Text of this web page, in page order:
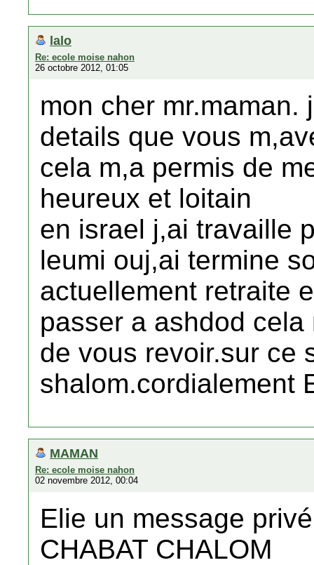
lalo
Re: ecole moise nahon
26 octobre 2012, 01:05
mon cher
details que vous
cela m,a permis de
heureux et loitain
en israel j,ai travaille
leumi ouj,ai termine
actuellement retraite
passer a ashdod
de vous revoir.sur ce
shalom.cordialement
MAMAN
Re: ecole moise nahon
02 novembre 2012, 00:04
Elie un message
CHABAT CHALOM